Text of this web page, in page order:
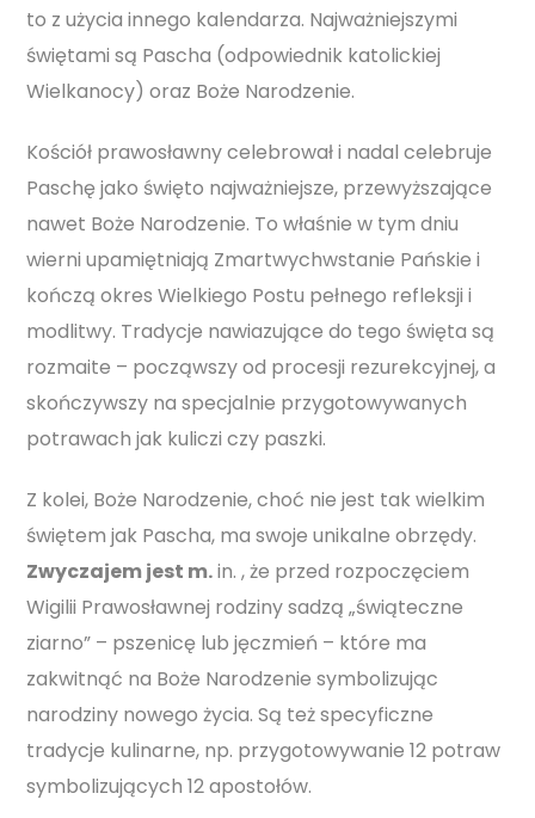
to z użycia innego kalendarza. Najważniejszymi
świętami są Pascha (odpowiednik katolickiej
Wielkanocy) oraz Boże Narodzenie.
Kościół prawosławny celebrował i nadal celebruje
Paschę jako święto najważniejsze, przewyższające
nawet Boże Narodzenie. To właśnie w tym dniu
wierni upamiętniają Zmartwychwstanie Pańskie i
kończą okres Wielkiego Postu pełnego refleksji i
modlitwy. Tradycje nawiazujące do tego święta są
rozmaite – począwszy od procesji rezurekcyjnej, a
skończywszy na specjalnie przygotowywanych
potrawach jak kuliczi czy paszki.
Z kolei, Boże Narodzenie, choć nie jest tak wielkim
świętem jak Pascha, ma swoje unikalne obrzędy.
Zwyczajem jest m.in. , że przed rozpoczęciem
Wigilii Prawosławnej rodziny sadzą „świąteczne
ziarno” – pszenicę lub jęczmień – które ma
zakwitnąć na Boże Narodzenie symbolizując
narodziny nowego życia. Są też specyficzne
tradycje kulinarne, np. przygotowywanie 12 potraw
symbolizujących 12 apostołów.